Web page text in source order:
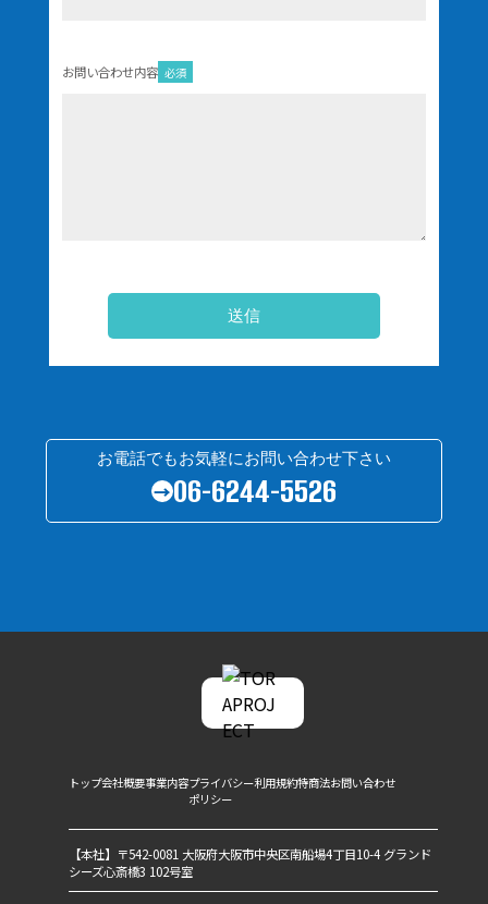
必須
お問い合わせ内容
お電話でもお気軽にお問い合わせ下さい
→06-6244-5526
トップ会社概要事業内容プライバシー
ポリシー
利用規約特商法お問い合わせ
【本社】〒542-0081 大阪府大阪市中央区南船場4丁目10-4 グランド
シーズ心斎橋3 102号室